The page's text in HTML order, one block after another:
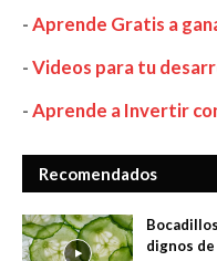
-Aprende Gratis a
-Videos para tu
-Aprende a Invertir
Recomendados
dignos